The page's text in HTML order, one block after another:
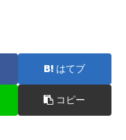
はてブ
コピー